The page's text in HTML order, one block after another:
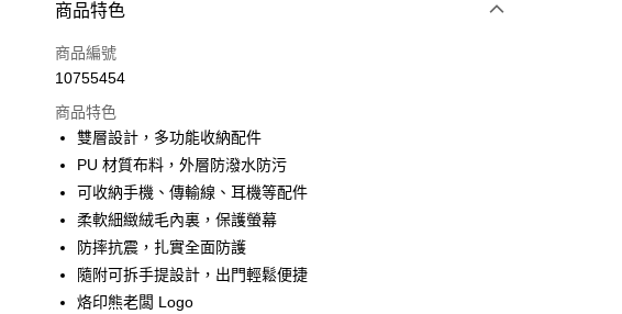
合作金庫商業銀行
華南商業銀行
上海商業儲蓄銀行
國泰世華商業銀行
臺灣中小企業銀行
聯邦商業銀行
遠東國際商業銀行
元大商業銀行
玉山商業銀行
台新國際商業銀行
中國信託商業銀行
台灣樂天信用卡公司
6 期 0 利率 每期
華南商業銀行
上海商業儲蓄銀行
國泰世華商業銀行
臺灣中小企業銀行
台中商業銀行
匯豐（台灣）商業銀行
元大商業銀行
玉山商業銀行
星展（台灣）商業銀行
台新國際商業銀行
LINE Pay
Apple Pay
街口支付
悠遊付
Google Pay
全盈+PAY
商品特色
商品編號
10755454
商品特色
雙層設計，多功能收納配件
PU 材質布料，外層防潑水防污
可收納手機、傳輸線、耳機等配件
柔軟細緻絨毛內裏，保護螢幕
防摔抗震，扎實全面防護
隨附可拆手提設計，出門輕鬆便捷
烙印熊老闆 Logo